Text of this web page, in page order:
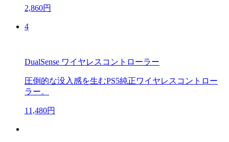
2,860円
4
DualSense ワイヤレスコントローラー
圧倒的な没入感を生むPS5純正ワイヤレスコントロー
ラー。
11,480円